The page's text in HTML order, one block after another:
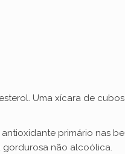
Uma xícara de
primário nas
gordurosa não alcoólica.